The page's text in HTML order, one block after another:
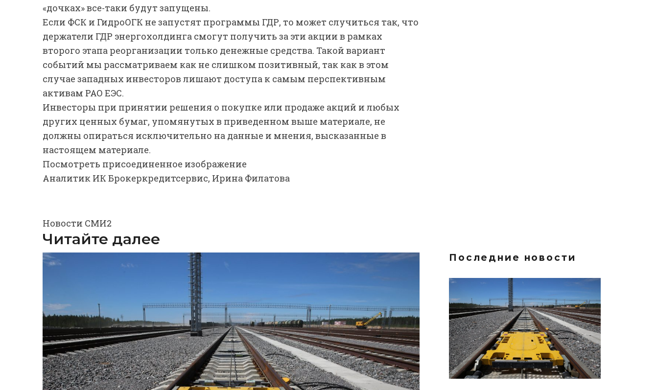
«дочках» все-таки будут запущены.
Если ФСК и ГидроОГК не запустят программы ГДР, то может случиться так, что
держатели ГДР энергохолдинга смогут получить за эти акции в рамках
второго этапа реорганизации только денежные средства. Такой вариант
событий мы рассматриваем как не слишком позитивный, так как в этом
случае западных инвесторов лишают доступа к самым перспективным
активам РАО ЕЭС.
Инвесторы при принятии решения о покупке или продаже акций и любых
других ценных бумаг, упомянутых в приведенном выше материале, не
должны опираться исключительно на данные и мнения, высказанные в
настоящем материале.
Посмотреть присоединенное изображение
Аналитик ИК Брокеркредитсервис, Ирина Филатова
Новости СМИ2
Читайте далее
Последние новости